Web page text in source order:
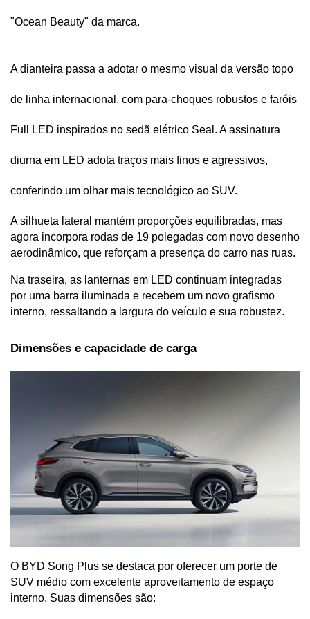
"Ocean Beauty" da marca.
A dianteira passa a adotar o mesmo visual da versão topo
de linha internacional, com para-choques robustos e faróis
Full LED inspirados no sedã elétrico Seal. A assinatura
diurna em LED adota traços mais finos e agressivos,
conferindo um olhar mais tecnológico ao SUV.
A silhueta lateral mantém proporções equilibradas, mas
agora incorpora rodas de 19 polegadas com novo desenho
aerodinâmico, que reforçam a presença do carro nas ruas.
Na traseira, as lanternas em LED continuam integradas
por uma barra iluminada e recebem um novo grafismo
interno, ressaltando a largura do veículo e sua robustez.
Dimensões e capacidade de carga
O BYD Song Plus se destaca por oferecer um porte de
SUV médio com excelente aproveitamento de espaço
interno. Suas dimensões são: